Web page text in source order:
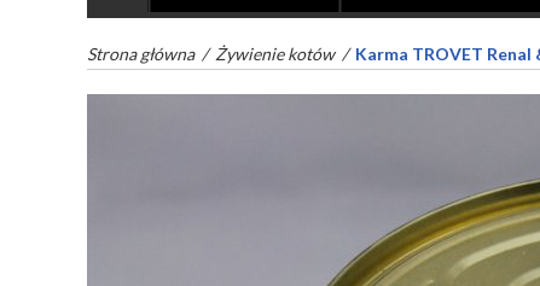
Strona główna / Żywienie kotów / Karma TROVET